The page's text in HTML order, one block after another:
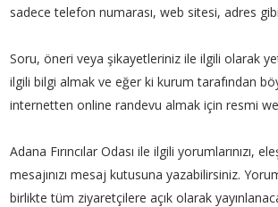
sadece telefon numarası, web sitesi, adres
Soru, öneri veya şikayetleriniz ile ilgili olarak
ilgili bilgi almak ve eğer ki kurum tarafından
internetten online randevu almak için resmi
Adana Fırıncılar Odası ile ilgili yorumlarınızı,
mesajınızı mesaj kutusuna yazabilirsiniz.
birlikte tüm ziyaretçilere açık olarak